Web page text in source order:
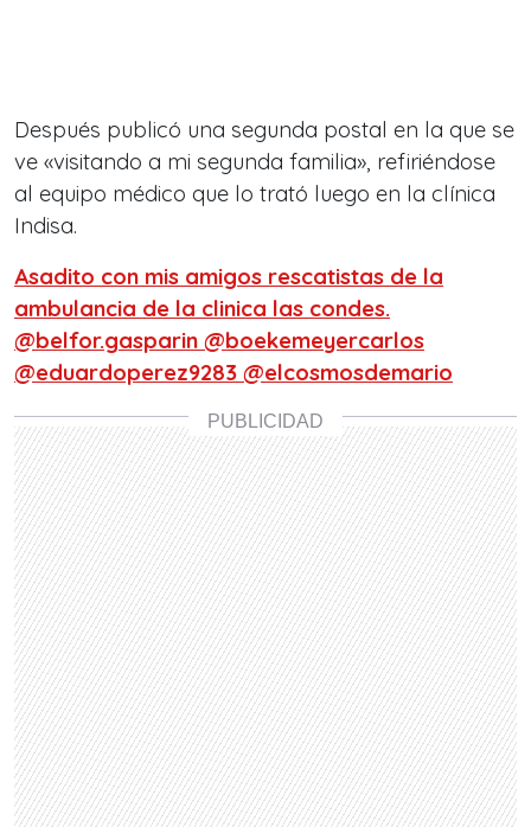
Después publicó una segunda postal en la que se
ve «visitando a mi segunda familia», refiriéndose
al equipo médico que lo trató luego en la clínica
Indisa.
Asadito con mis amigos rescatistas de la
ambulancia de la clinica las condes.
@belfor.gasparin @boekemeyercarlos
@eduardoperez9283 @elcosmosdemario